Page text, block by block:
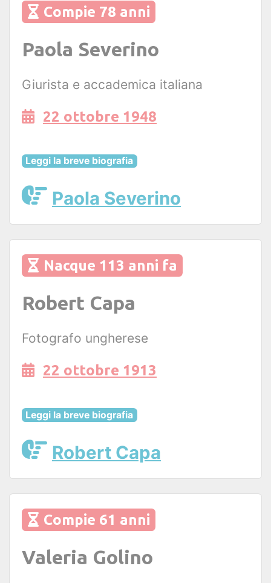
Compie 78 anni
Paola Severino
Giurista e accademica italiana
22 ottobre 1948
Leggi la breve biografia
Paola Severino
Nacque 113 anni fa
Robert Capa
Fotografo ungherese
22 ottobre 1913
Leggi la breve biografia
Robert Capa
Compie 61 anni
Valeria Golino